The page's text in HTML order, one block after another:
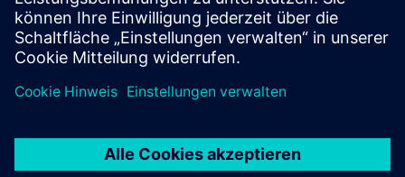
persönlichen Daten senden wir Ihnen umgehend ein
personalisiertes Angebot an Ihre Emailadresse.
Persönliches Angebot zusenden